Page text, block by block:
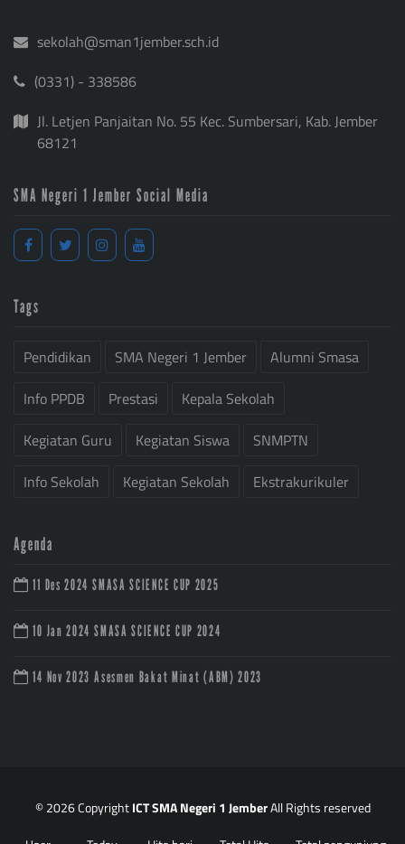
sekolah@sman1jember.sch.id
(0331) - 338586
Jl. Letjen Panjaitan No. 55 Kec. Sumbersari, Kab. Jember
68121
SMA Negeri 1 Jember Social Media
Tags
Pendidikan SMA Negeri 1 Jember
Alumni Smasa
Info PPDB
Prestasi
Kepala Sekolah
Kegiatan Guru
Kegiatan Siswa
SNMPTN
Info Sekolah
Kegiatan Sekolah Ekstrakurikuler
Agenda
11 Des 2024 SMASA SCIENCE CUP 2025
10 Jan 2024 SMASA SCIENCE CUP 2024
14 Nov 2023 Asesmen Bakat Minat (ABM) 2023
© 2026 CopyrightICT SMA Negeri 1 JemberAll Rights reserved